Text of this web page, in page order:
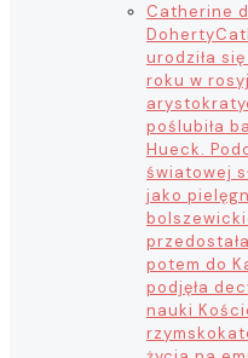
Catherine
Doherty
urodziła
roku w
poślubiła
Hueck.
światowej
jako
potem do
podjęła
nauki